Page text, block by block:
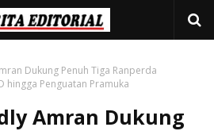
Dukung Penuh Tiga Ranperda
hingga Penguatan Pramuka
Amran Dukung